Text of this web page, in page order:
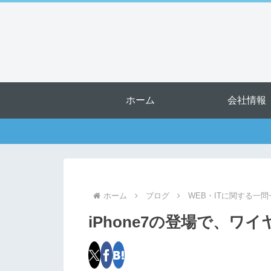
ホーム 会社情報
ホーム ブログ WEB・ITに関する一問
iPhone7の登場で、ワイ